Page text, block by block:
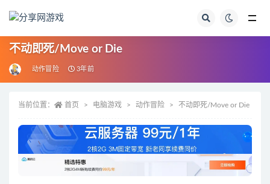
不动即死/Move or Die
动作冒险 3年前
当前位置： 首页 电脑游戏 动作冒险 不动即死/Move or Die